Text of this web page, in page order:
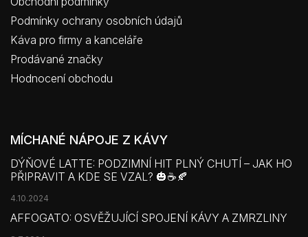
Podmínky ochrany osobních údajů
Káva pro firmy a kanceláře
Prodávané značky
Hodnocení obchodu
MÍCHANÉ NÁPOJE Z KÁVY
DÝŇOVÉ LATTE: PODZIMNÍ HIT PLNÝ CHUTÍ – JAK HO
PŘIPRAVIT A KDE SE VZAL? 🎃☕🍂
4.10.2024
AFFOGATO: OSVĚŽUJÍCÍ SPOJENÍ KÁVY A ZMRZLINY